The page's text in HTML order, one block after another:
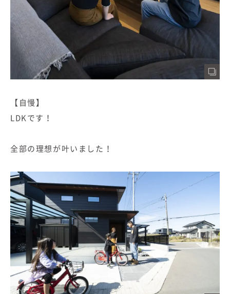
【自慢】
LDKです！
全部の理想が叶いました！